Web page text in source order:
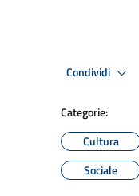
Condividi
Categorie:
Cultura
Sociale